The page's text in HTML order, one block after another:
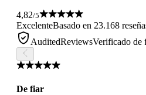
4,82/5
ExcelenteBasado en 23.168
AuditedReviewsVerificado de
De fiar